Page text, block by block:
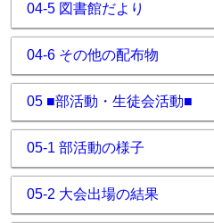
04-5 図書館だより
04-6 その他の配布物
05 ■部活動・生徒会活動■
05-1 部活動の様子
05-2 大会出場の結果